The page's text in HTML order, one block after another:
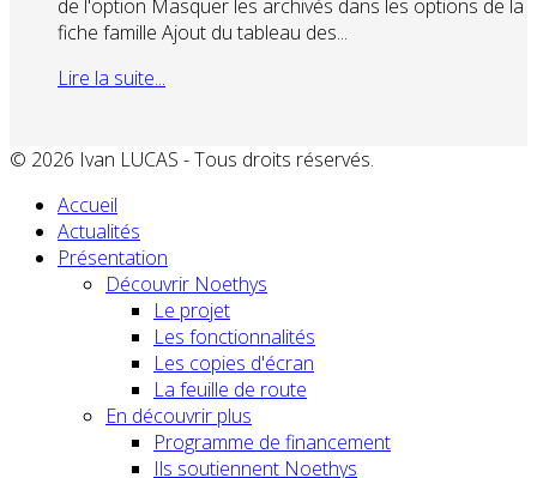
de l'option Masquer les archivés dans les options de la
fiche famille Ajout du tableau des...
Lire la suite...
© 2026 Ivan LUCAS - Tous droits réservés.
Accueil
Actualités
Présentation
Découvrir Noethys
Le projet
Les fonctionnalités
Les copies d'écran
La feuille de route
En découvrir plus
Programme de financement
Ils soutiennent Noethys